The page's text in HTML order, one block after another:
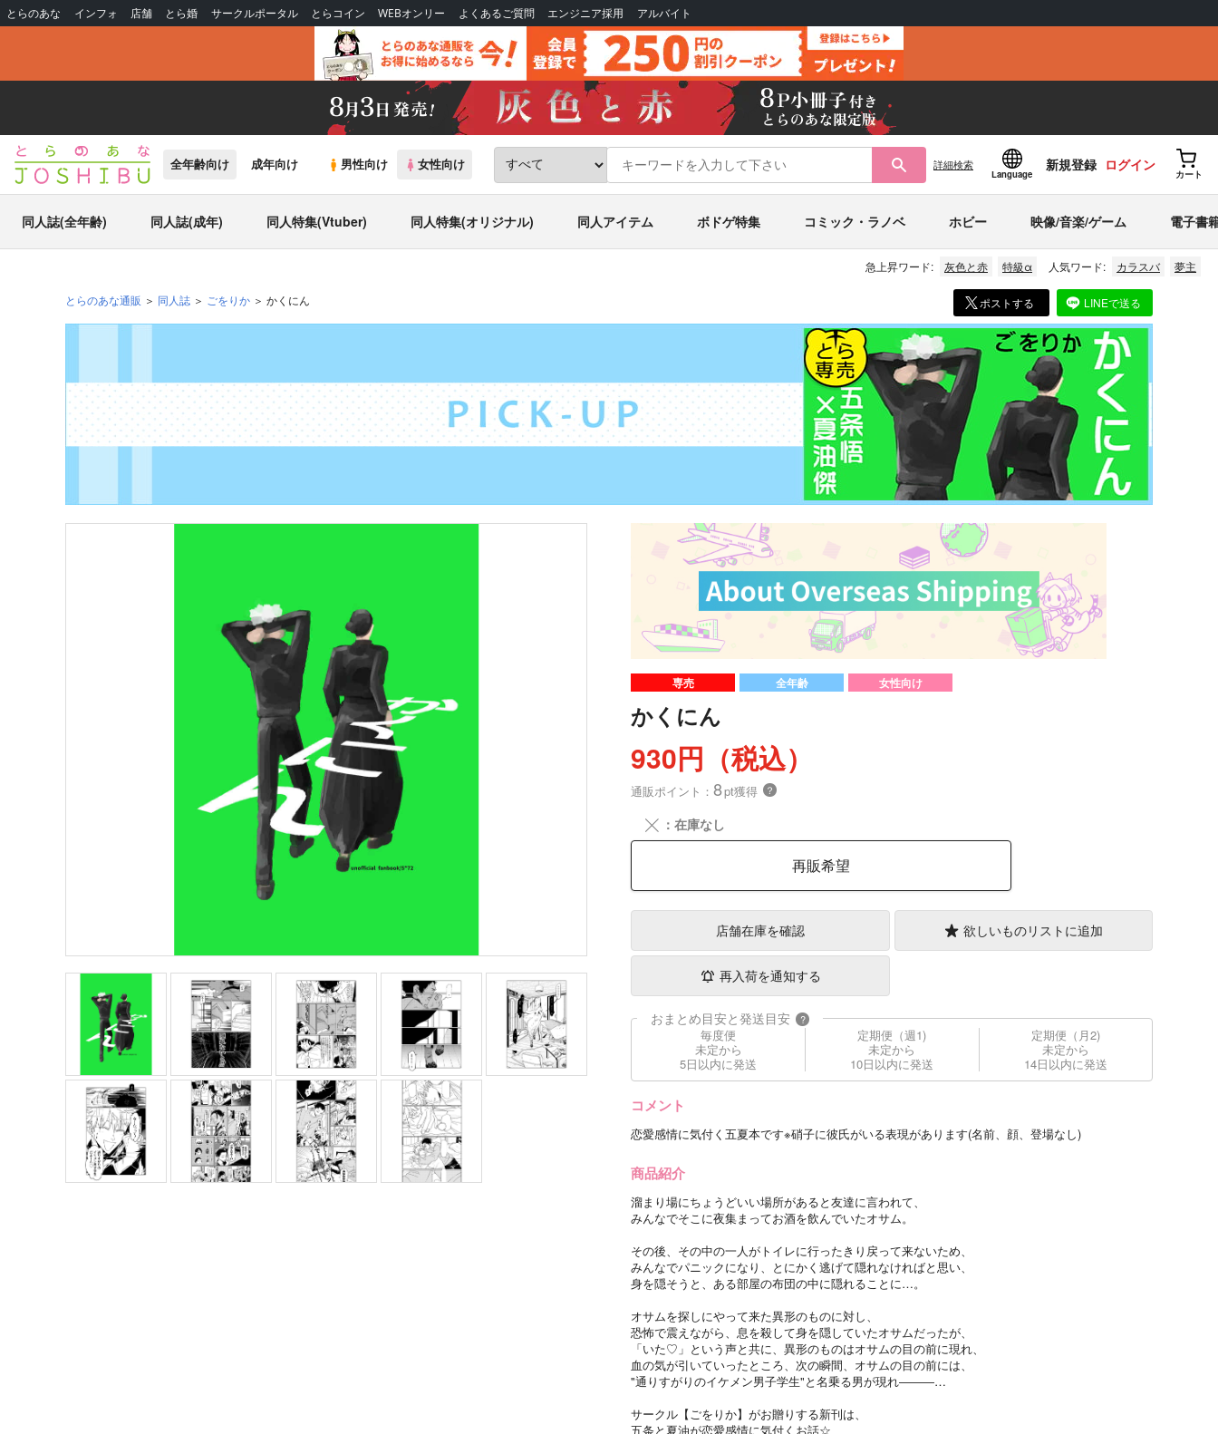
とらのあな インフォ 店舗 とら婚 サークルポータル とらコイン WEBオンリー よくあるご質問 エンジニア採用 アルバイト
全年齢向け 成年向け 男性向け 女性向け 詳細検索
Language
新規登録 ログイン
カート
同人誌(全年齢) 同人誌(成年) 同人特集(Vtuber) 同人特集(オリジナル) 同人アイテム ボドゲ特集 コミック・ラノベ ホビー 映像/音楽/ゲーム 電子書
急上昇ワード: 灰色と赤 特級α 人気ワード: カラスバ 夢主
とらのあな通販 同人誌 ごをりか かくにん ポストする LINEで送る
専売 全年齢 女性向け
かくにん
930円（税込）
通販ポイント： 8pt獲得 ？
╳ ：在庫なし
再販希望
店舗在庫を確認 欲しいものリストに追加
再入荷を通知する
おまとめ目安と発送目安 ?
毎度便
未定から
5日以内に発送
定期便（週1)
未定から
10日以内に発送
定期便（月2)
未定から
14日以内に発送
コメント
恋愛感情に気付く五夏本です※硝子に彼氏がいる表現があります(名前、顔、登場なし)
商品紹介
溜まり場にちょうどいい場所があると友達に言われて、
みんなでそこに夜集まってお酒を飲んでいたオサム。
その後、その中の一人がトイレに行ったきり戻って来ないため、
みんなでパニックになり、とにかく逃げて隠れなければと思い、
身を隠そうと、ある部屋の布団の中に隠れることに…。
オサムを探しにやって来た異形のものに対し、
恐怖で震えながら、息を殺して身を隠していたオサムだったが、
「いた♡」という声と共に、異形のものはオサムの目の前に現れ、
血の気が引いていったところ、次の瞬間、オサムの目の前には、
"通りすがりのイケメン男子学生"と名乗る男が現れ―――…
サークル【ごをりか】がお贈りする新刊は、
五条と夏油が恋愛感情に気付くお話☆